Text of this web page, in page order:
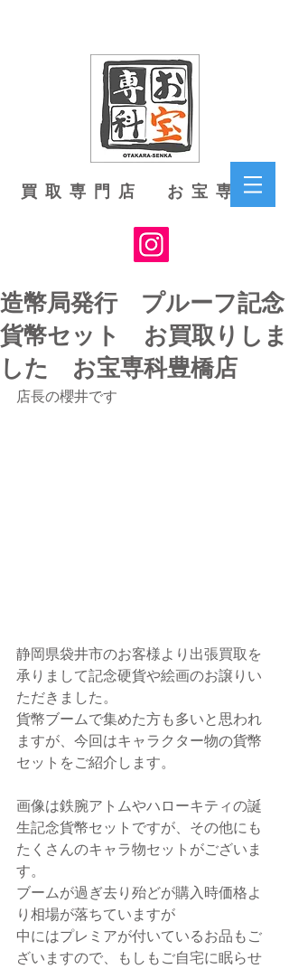
買取専門店 お宝専科
造幣局発行 プルーフ記念
貨幣セット お買取りしま
した お宝専科豊橋店
店長の櫻井です
静岡県袋井市のお客様より出張買取を
承りまして記念硬貨や絵画のお譲りい
ただきました。
貨幣ブームで集めた方も多いと思われ
ますが、今回はキャラクター物の貨幣
セットをご紹介します。
画像は鉄腕アトムやハローキティの誕
生記念貨幣セットですが、その他にも
たくさんのキャラ物セットがございま
す。
ブームが過ぎ去り殆どが購入時価格よ
り相場が落ちていますが
中にはプレミアが付いているお品もご
ざいますので、もしもご自宅に眠らせ